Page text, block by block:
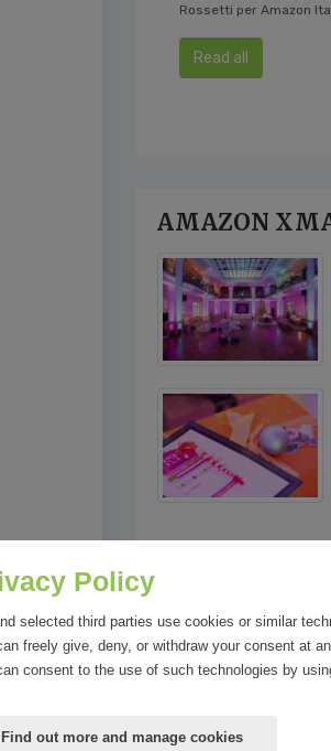
Rossetti per Amazon
Read all
AMAZON
Policy
selected third parties use cookies or similar
freely give, deny, or withdraw your consent at
consent to the use of such technologies by
Find out more and manage cookies